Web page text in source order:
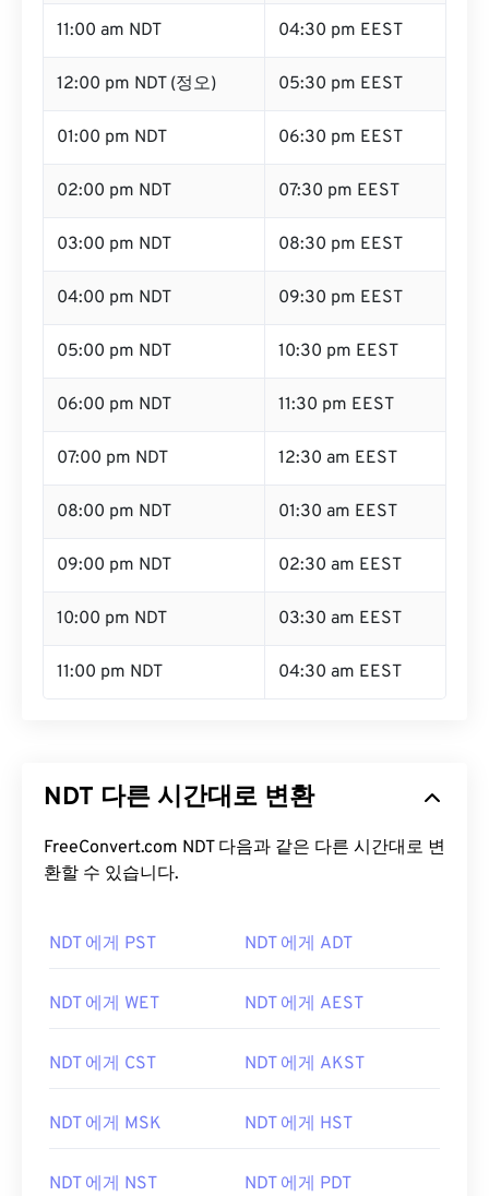
11:00 am NDT 04:30 pm EEST
12:00 pm NDT (정오) 05:30 pm EEST
01:00 pm NDT 06:30 pm EEST
02:00 pm NDT 07:30 pm EEST
03:00 pm NDT 08:30 pm EEST
04:00 pm NDT 09:30 pm EEST
05:00 pm NDT 10:30 pm EEST
06:00 pm NDT 11:30 pm EEST
07:00 pm NDT 12:30 am EEST
08:00 pm NDT 01:30 am EEST
09:00 pm NDT 02:30 am EEST
10:00 pm NDT 03:30 am EEST
11:00 pm NDT 04:30 am EEST
NDT 다른 시간대로 변환
FreeConvert.com NDT 다음과 같은 다른 시간대로 변
환할 수 있습니다.
NDT 에게 PST NDT 에게 ADT
NDT 에게 WET NDT 에게 AEST
NDT 에게 CST NDT 에게 AKST
NDT 에게 MSK NDT 에게 HST
NDT 에게 NST NDT 에게 PDT